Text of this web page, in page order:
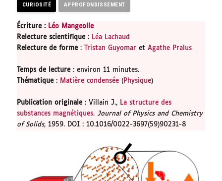
CURIOSITÉ APPROFONDISSEMENT
Écriture : Léo Mangeolle
Relecture scientifique: Léa Lachaud
Relecture de forme: Tristan Guyomar etAgathe Pralus
Temps de lecture: environ 11 minutes.
Thématique: Matière condensée ( Physique)
Publication originale: Villain J., La structure des
substances magnétiques. Journal of Physics and Chemistry
of Solids, 1959. DOI : 10.1016/0022-3697(59)90231-8